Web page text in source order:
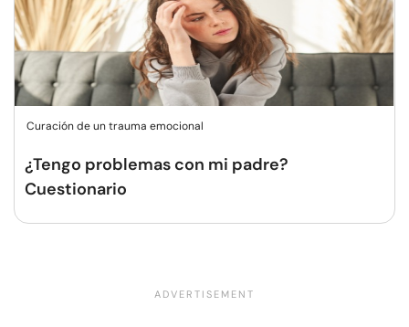
Curación de un trauma emocional
¿Tengo problemas con mi padre?
Cuestionario